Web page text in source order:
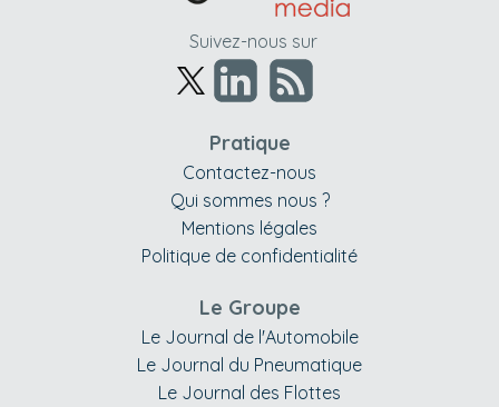
Suivez-nous sur
Pratique
Contactez-nous
Qui sommes nous ?
Mentions légales
Politique de confidentialité
Le Groupe
Le Journal de l'Automobile
Le Journal du Pneumatique
Le Journal des Flottes